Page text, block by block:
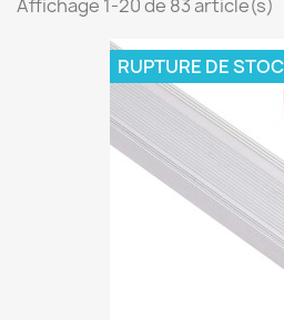
Affichage 1-20 de 83 article(s)
RUPTURE DE